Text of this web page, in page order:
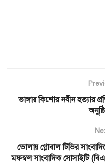
ভাঙ্গায় কিশোর নবীন হত্যার
ভোলায় গ্লোবাল টিভির
মফস্বল সাংবাদিক সোসাইটি